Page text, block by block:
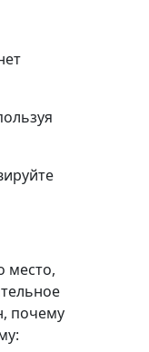
место,
почему